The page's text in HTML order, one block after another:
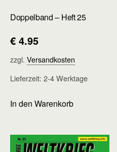
Doppelband – Heft 25
€ 4.95
zzgl. Versandkosten
Lieferzeit: 2-4 Werktage
In den Warenkorb